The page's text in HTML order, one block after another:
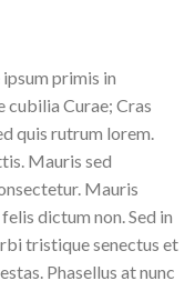
primis in
cubilia Curae; Cras
quis rutrum lorem.
Mauris sed
Mauris
dictum non. Sed in
tristique senectus et
Phasellus at nunc